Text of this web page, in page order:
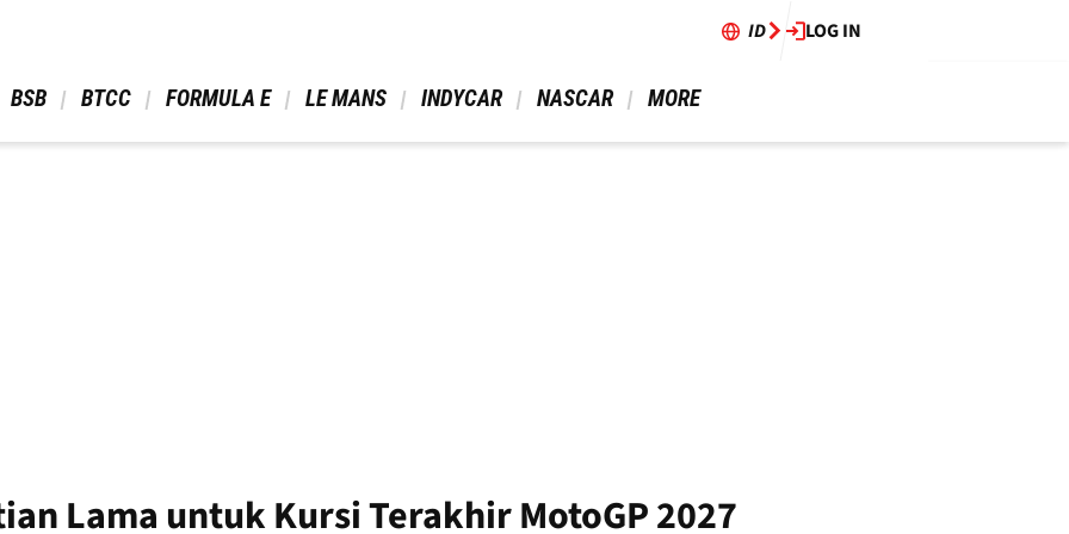
ID LOG IN
BSB BTCC FORMULA E LE MANS INDYCAR NASCAR MORE
Lama untuk Kursi Terakhir MotoGP 2027